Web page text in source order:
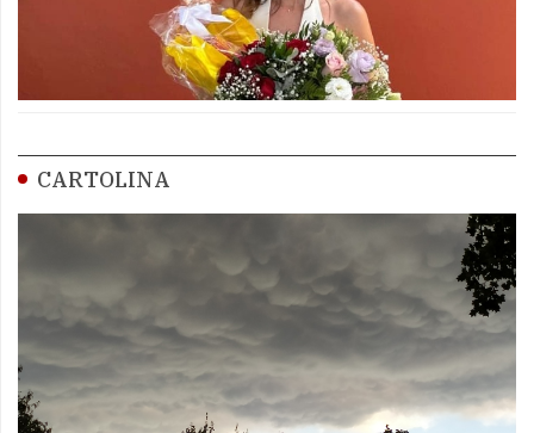
CARTOLINA